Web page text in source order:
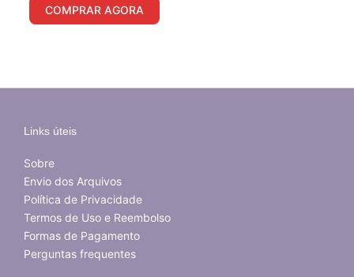
COMPRAR AGORA
Links úteis
Sobre
Envio dos Arquivos
Política de Privacidade
Termos de Uso e Reembolso
Formas de Pagamento
Perguntas frequentes